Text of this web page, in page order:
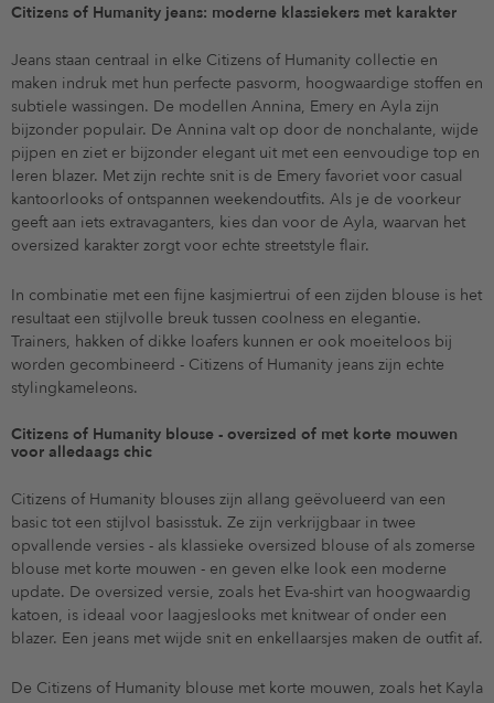
Citizens of Humanity jeans: moderne klassiekers met karakter
Jeans staan centraal in elke Citizens of Humanity collectie en
maken indruk met hun perfecte pasvorm, hoogwaardige stoffen en
subtiele wassingen. De modellen Annina, Emery en Ayla zijn
bijzonder populair. De Annina valt op door de nonchalante, wijde
pijpen en ziet er bijzonder elegant uit met een eenvoudige top en
leren blazer. Met zijn rechte snit is de Emery favoriet voor casual
kantoorlooks of ontspannen weekendoutfits. Als je de voorkeur
geeft aan iets extravaganters, kies dan voor de Ayla, waarvan het
oversized karakter zorgt voor echte streetstyle flair.
In combinatie met een fijne kasjmiertrui of een zijden blouse is het
resultaat een stijlvolle breuk tussen coolness en elegantie.
Trainers, hakken of dikke loafers kunnen er ook moeiteloos bij
worden gecombineerd - Citizens of Humanity jeans zijn echte
stylingkameleons.
Citizens of Humanity blouse - oversized of met korte mouwen
voor alledaags chic
Citizens of Humanity blouses zijn allang geëvolueerd van een
basic tot een stijlvol basisstuk. Ze zijn verkrijgbaar in twee
opvallende versies - als klassieke oversized blouse of als zomerse
blouse met korte mouwen - en geven elke look een moderne
update. De oversized versie, zoals het Eva-shirt van hoogwaardig
katoen, is ideaal voor laagjeslooks met knitwear of onder een
blazer. Een jeans met wijde snit en enkellaarsjes maken de outfit af.
De Citizens of Humanity blouse met korte mouwen, zoals het Kayla